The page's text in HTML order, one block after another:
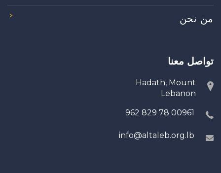
من نحن
تواصل معنا
Hadath, Mount
Lebanon
00961 78 829 962
info@altaleb.org.lb